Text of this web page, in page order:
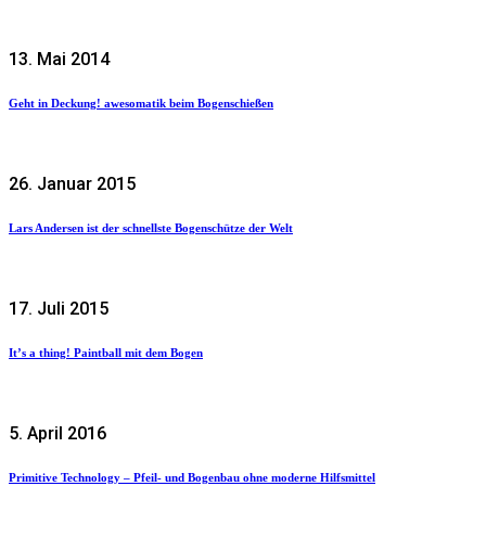
13. Mai 2014
Geht in Deckung! awesomatik beim Bogenschießen
26. Januar 2015
Lars Andersen ist der schnellste Bogenschütze der Welt
17. Juli 2015
It’s a thing! Paintball mit dem Bogen
5. April 2016
Primitive Technology – Pfeil- und Bogenbau ohne moderne Hilfsmittel